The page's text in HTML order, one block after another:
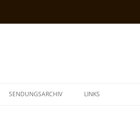
SENDUNGSARCHIV LINKS